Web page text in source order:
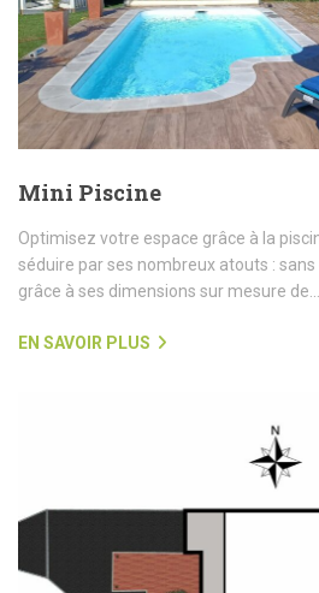
Mini Piscine
Optimisez votre espace grâce à la
séduire par ses nombreux atouts :
grâce à ses dimensions sur mesure de...
EN SAVOIR PLUS